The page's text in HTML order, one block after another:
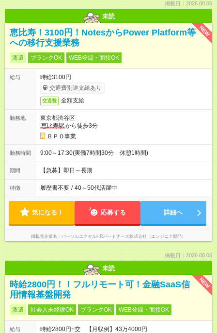
掲載日：2026.08.06
未読
NEW
恵比寿！3100円！NotesからPower Platform等
への移行支援業務
派遣 ブランクOK WEB登録・面接OK
給与
時給3100円
交通費別途支給あり
交通費 全額支給
勤務地
東京都渋谷区
恵比寿駅から徒歩3分
ＢＰＯ事業
勤務時間 9:00～17:30(実働7時間30分 休憩1時間)
期間 【急募】即日～長期
特徴 履歴書不要 / 40～50代活躍中
気になる！ 応募する 詳細へ
掲載元企業名 パーソルエクセルHRパートナーズ株式会社（エンジニア部門）
掲載日：2026.08.06
未読
NEW
時給2800円！！フルリモート可！金融SaaS信
用情報基盤開発
派遣 社会人未経験OK ブランクOK WEB登録・面接OK
給与
時給2800円+交 【月収例】43万4000円